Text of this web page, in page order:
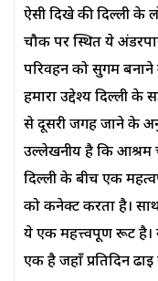
ऐसी दिखे की दिल्ली के
चौक पर स्थित ये
परिवहन को सुगम बनाने
हमारा उद्देश्य दिल्ली
से दूसरी जगह जाने के
उल्लेखनीय है कि आश्रम
दिल्ली के बीच एक
को कनेक्ट करता है।
ये एक महत्त्वपूर्ण रूट
एक है जहाँ प्रतिदिन